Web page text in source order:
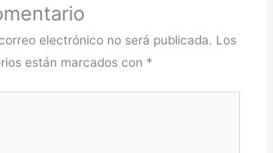
electrónico no será publicada. Los
están marcados con *